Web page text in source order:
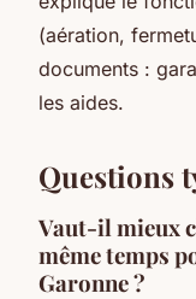
(aération,
documents :
les aides.
Questions
Vaut-il mieux
même temps
Garonne ?